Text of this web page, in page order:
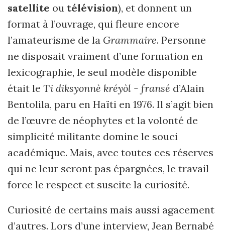
satellite ou télévision), et donnent un
format à l’ouvrage, qui fleure encore
l’amateurisme de la Grammaire. Personne
ne disposait vraiment d’une formation en
lexicographie, le seul modèle disponible
était le Ti diksyonnè kréyòl - fransé d’Alain
Bentolila, paru en Haïti en 1976. Il s’agit bien
de l’œuvre de néophytes et la volonté de
simplicité militante domine le souci
académique. Mais, avec toutes ces réserves
qui ne leur seront pas épargnées, le travail
force le respect et suscite la curiosité.
Curiosité de certains mais aussi agacement
d’autres. Lors d’une interview, Jean Bernabé